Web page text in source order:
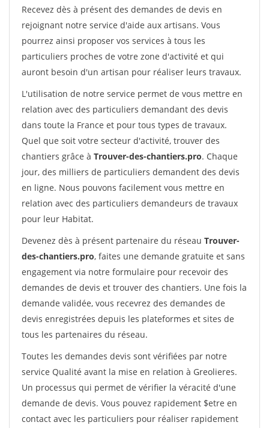
Recevez dès à présent des demandes de devis en
rejoignant notre service d'aide aux artisans. Vous
pourrez ainsi proposer vos services à tous les
particuliers proches de votre zone d'activité et qui
auront besoin d'un artisan pour réaliser leurs travaux.
L'utilisation de notre service permet de vous mettre en
relation avec des particuliers demandant des devis
dans toute la France et pour tous types de travaux.
Quel que soit votre secteur d'activité, trouver des
chantiers grâce à Trouver-des-chantiers.pro. Chaque
jour, des milliers de particuliers demandent des devis
en ligne. Nous pouvons facilement vous mettre en
relation avec des particuliers demandeurs de travaux
pour leur Habitat.
Devenez dès à présent partenaire du réseau Trouver-
des-chantiers.pro, faites une demande gratuite et sans
engagement via notre formulaire pour recevoir des
demandes de devis et trouver des chantiers. Une fois la
demande validée, vous recevrez des demandes de
devis enregistrées depuis les plateformes et sites de
tous les partenaires du réseau.
Toutes les demandes devis sont vérifiées par notre
service Qualité avant la mise en relation à Greolieres.
Un processus qui permet de vérifier la véracité d'une
demande de devis. Vous pouvez rapidement $etre en
contact avec les particuliers pour réaliser rapidement